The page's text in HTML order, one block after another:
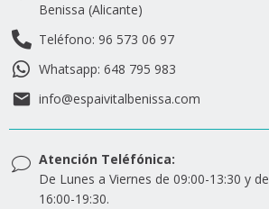
Benissa (Alicante)
Teléfono: 96 573 06 97
Whatsapp: 648 795 983
info@espaivitalbenissa.com
Atención Teléfónica:
De Lunes a Viernes de 09:00-13:30 y de
16:00-19:30.